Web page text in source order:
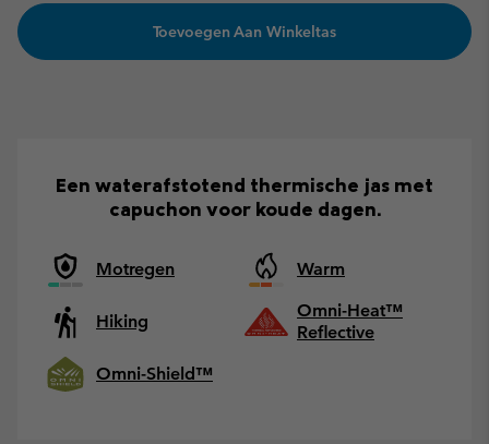
Toevoegen Aan Winkeltas
Een waterafstotend thermische jas met
capuchon voor koude dagen.
Motregen Warm
Hiking
Omni-Heat™
Reflective
Omni-Shield™